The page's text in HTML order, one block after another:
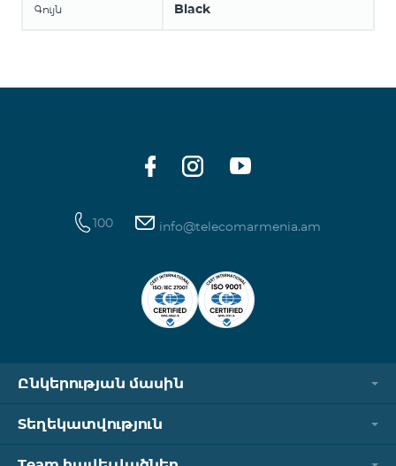
Գույն Black
100 info@telecomarmenia.am
Ընկերության մասին
Տեղեկատվություն